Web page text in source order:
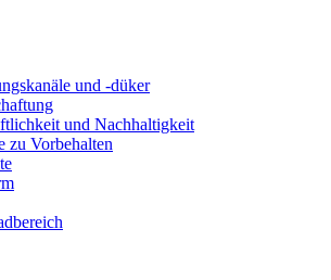
und -düker
und Nachhaltigkeit
zu Vorbehalten